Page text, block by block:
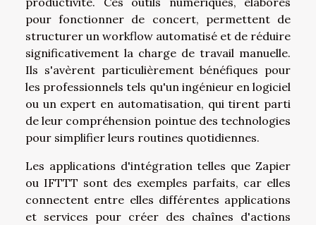
pour fonctionner de concert, permettent de
structurer un workflow automatisé et de réduire
significativement la charge de travail manuelle.
Ils s'avèrent particulièrement bénéfiques pour
les professionnels tels qu'un ingénieur en logiciel
ou un expert en automatisation, qui tirent parti
de leur compréhension pointue des technologies
pour simplifier leurs routines quotidiennes.
Les applications d'intégration telles que Zapier
ou IFTTT sont des exemples parfaits, car elles
connectent entre elles différentes applications
et services pour créer des chaînes d'actions